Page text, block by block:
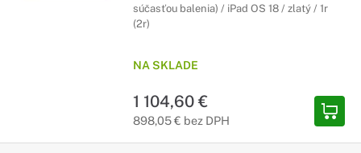
súčasťou balenia) / iPad OS 18 / zlatý / 1r
(2r)
NA SKLADE
1 104,60 €
898,05 € bez DPH